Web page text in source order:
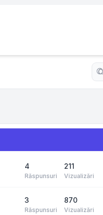
4
Răspunsuri
211
Vizualizări
3
Răspunsuri
870
Vizualizări